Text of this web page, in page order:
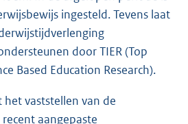
ingesteld. Tevens laat
door TIER (Top
Based Education Research).
vaststellen van de
aangepaste